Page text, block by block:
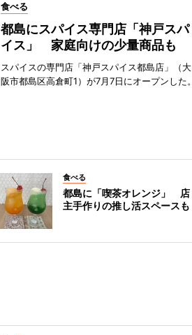
食べる
都島にスパイス専門店「神戸スパ
イス」 家庭向けの少量商品も
スパイスの専門店「神戸スパイス都島店」（大
阪市都島区高倉町1）が7月7日にオープンした。
食べる
都島に「喫茶オレンジ」 店
主手作りの推し活スペースも